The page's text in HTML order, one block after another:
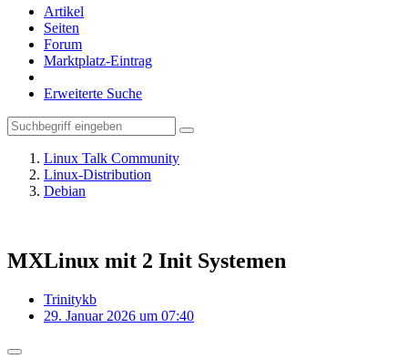
Artikel
Seiten
Forum
Marktplatz-Eintrag
Erweiterte Suche
Linux Talk Community
Linux-Distribution
Debian
MXLinux mit 2 Init Systemen
Trinitykb
29. Januar 2026 um 07:40